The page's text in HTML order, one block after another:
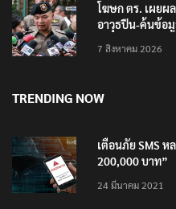
โฆษก ตร. เผยผ
อาวุธปืน-ค้นข้อ
7 สิงหาคม 2026
TRENDING NOW
เตือนภัย SMS ห
200,000 บาท”
24 มีนาคม 2021